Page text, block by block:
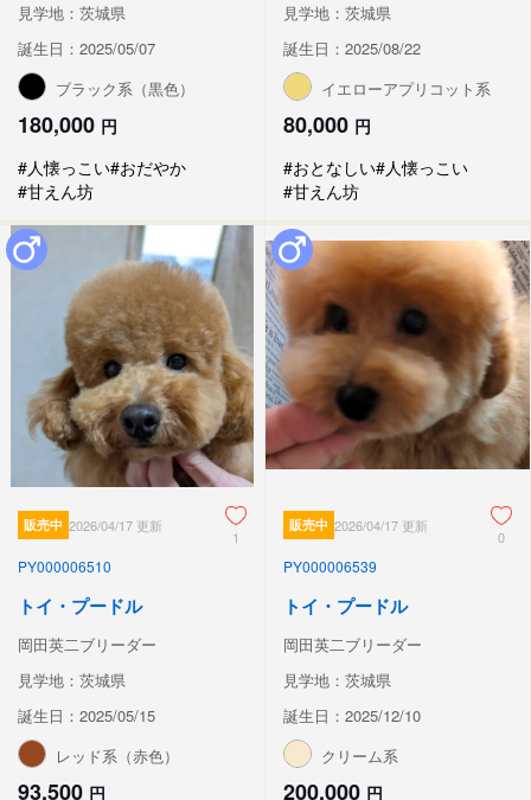
見学地：茨城県
誕生日：2025/05/07
ブラック系（黒色）
180,000 円
#人懐っこい#おだやか
#甘えん坊
見学地：茨城県
誕生日：2025/08/22
イエローアプリコット系
80,000 円
#おとなしい#人懐っこい
#甘えん坊
販売中 2026/04/17 更新
1
PY000006510
トイ・プードル
岡田英二ブリーダー
見学地：茨城県
誕生日：2025/05/15
レッド系（赤色）
93,500 円
販売中 2026/04/17 更新
0
PY000006539
トイ・プードル
岡田英二ブリーダー
見学地：茨城県
誕生日：2025/12/10
クリーム系
200,000 円